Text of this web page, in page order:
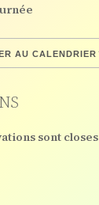
AU CALENDRIER
sont closes